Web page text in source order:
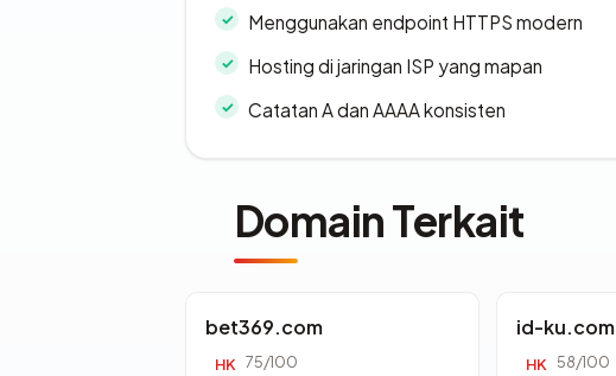
Menggunakan endpoint HTTPS modern
Hosting di jaringan ISP yang mapan
Catatan A dan AAAA konsisten
Domain Terkait
bet369.com
HK 75/100
id-ku.com
HK 58/100